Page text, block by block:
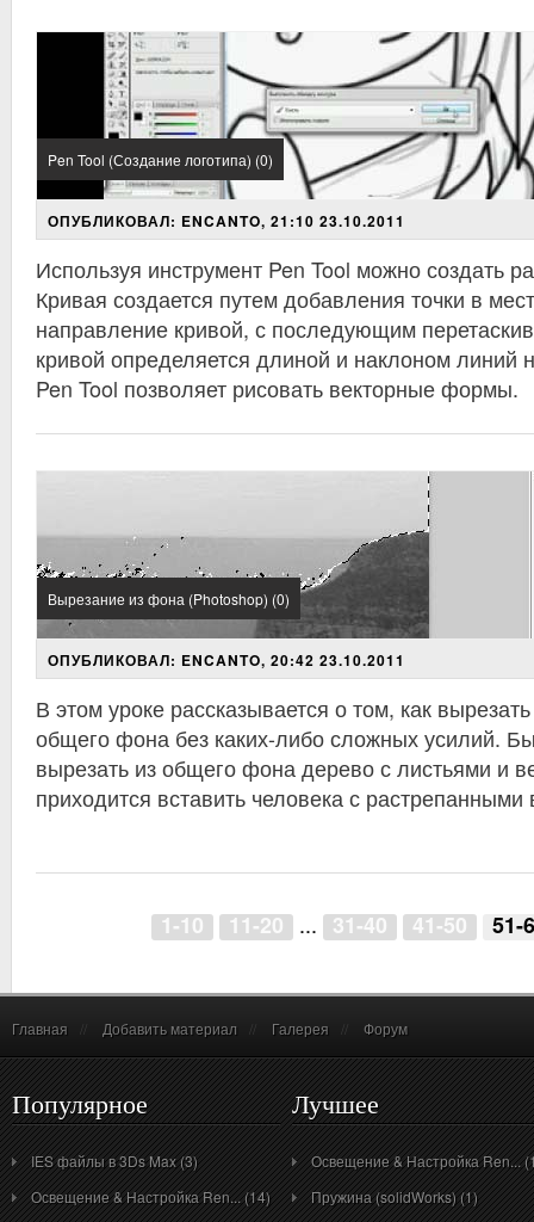
Pen Tool (Создание логотипа) (0)
ОПУБЛИКОВАЛ: ENCANTO, 21:10 23.10.2011
Используя инструмент Pen Tool можно создать
Кривая создается путем добавления точки в
направление кривой, с последующим
кривой определяется длиной и наклоном линий
Pen Tool позволяет рисовать векторные формы.
Вырезание из фона (Photoshop) (0)
ОПУБЛИКОВАЛ: ENCANTO, 20:42 23.10.2011
В этом уроке рассказывается о том, как
общего фона без каких-либо сложных усилий.
вырезать из общего фона дерево с листьями и
приходится вставить человека с
1-10 11-20 ... 31-40 41-50 51-
Главная Добавить материал Галерея Форум
Популярное
IES файлы в 3Ds Max (3)
Освещение & Настройка Ren... (14)
Лучшее
Освещение & Настройка Ren...
Пружина (solidWorks) (1)